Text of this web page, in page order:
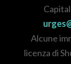
Alcune
licenza di